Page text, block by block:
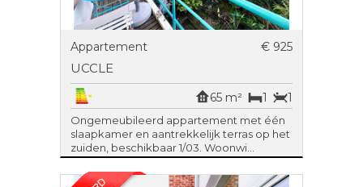
Appartement € 925
UCCLE
1
1
65 m²
Ongemeubileerd appartement met één
slaapkamer en aantrekkelijk terras op het
zuiden, beschikbaar 1/03. Woonwi...